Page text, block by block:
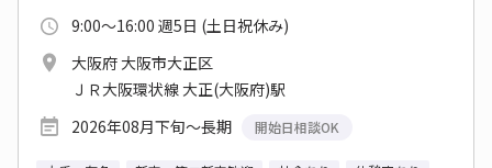
9:00～16:00 週5日 (土日祝休み)
大阪府 大阪市大正区
ＪＲ大阪環状線 大正(大阪府)駅
2026年08月下旬～長期
開始日相談OK